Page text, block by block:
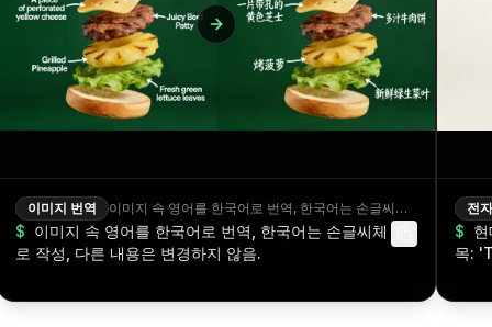
이미지 번역 이미지 속 영어를 한국어로 번역, 한국어는 손글씨체로 작성, 다른 내용은 변경하지 않음.
$ 이미지 속 영어를 한국어로 번역, 한국어는 손글씨체
로 작성, 다른 내용은 변경하지 않음.
전
$
목:
직